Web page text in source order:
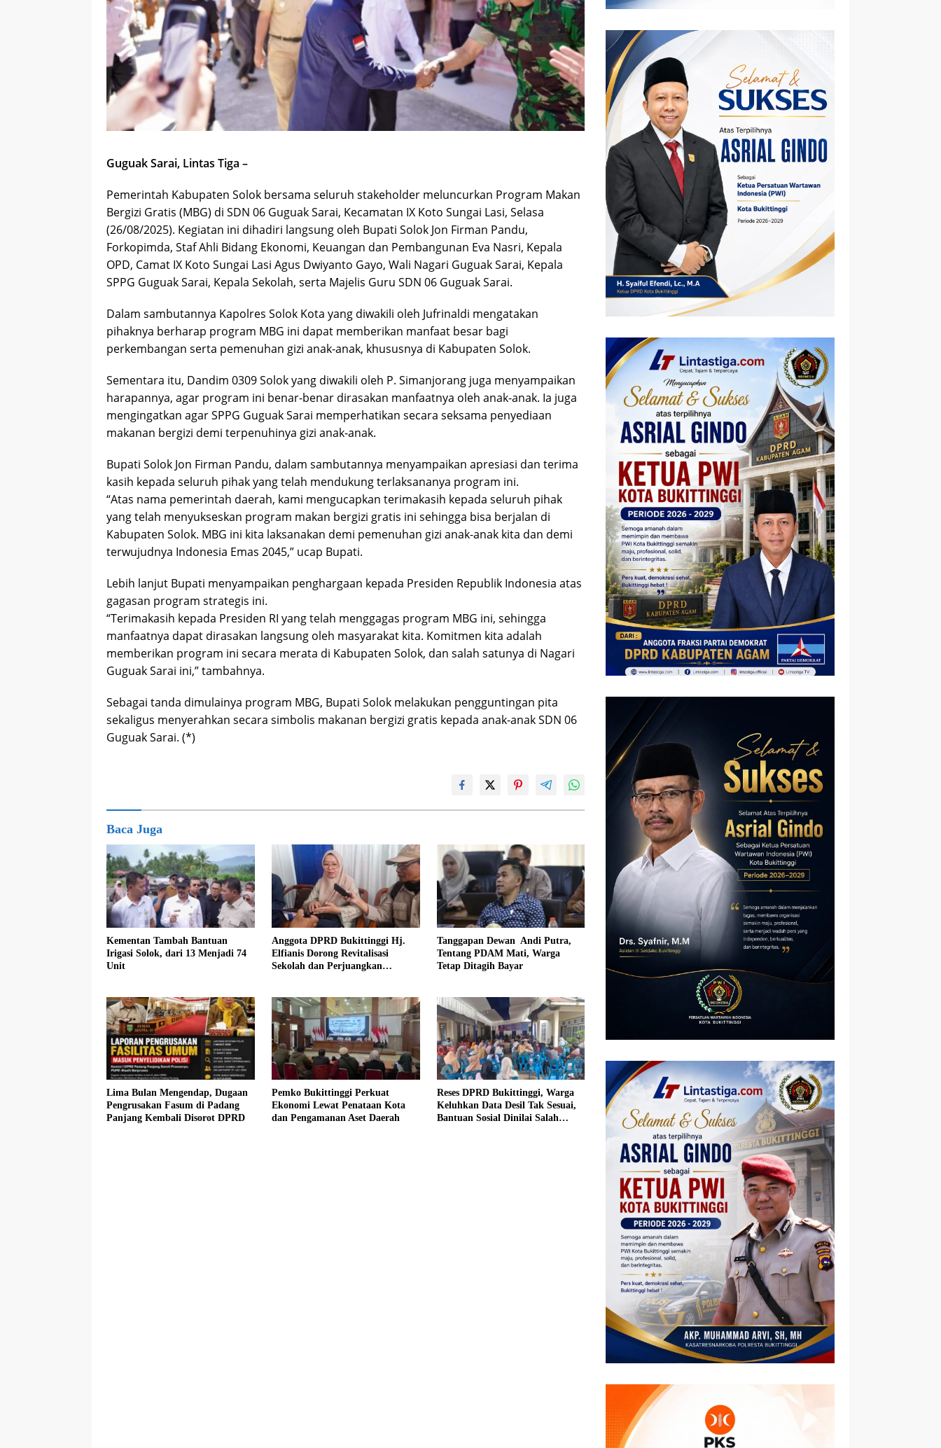
Guguak Sarai, Lintas Tiga –
Pemerintah Kabupaten Solok bersama seluruh stakeholder meluncurkan Program Makan
Bergizi Gratis (MBG) di SDN 06 Guguak Sarai, Kecamatan IX Koto Sungai Lasi, Selasa
(26/08/2025). Kegiatan ini dihadiri langsung oleh Bupati Solok Jon Firman Pandu,
Forkopimda, Staf Ahli Bidang Ekonomi, Keuangan dan Pembangunan Eva Nasri, Kepala
OPD, Camat IX Koto Sungai Lasi Agus Dwiyanto Gayo, Wali Nagari Guguak Sarai, Kepala
SPPG Guguak Sarai, Kepala Sekolah, serta Majelis Guru SDN 06 Guguak Sarai.
Dalam sambutannya Kapolres Solok Kota yang diwakili oleh Jufrinaldi mengatakan
pihaknya berharap program MBG ini dapat memberikan manfaat besar bagi
perkembangan serta pemenuhan gizi anak-anak, khususnya di Kabupaten Solok.
Sementara itu, Dandim 0309 Solok yang diwakili oleh P. Simanjorang juga menyampaikan
harapannya, agar program ini benar-benar dirasakan manfaatnya oleh anak-anak. Ia juga
mengingatkan agar SPPG Guguak Sarai memperhatikan secara seksama penyediaan
makanan bergizi demi terpenuhinya gizi anak-anak.
Bupati Solok Jon Firman Pandu, dalam sambutannya menyampaikan apresiasi dan terima
kasih kepada seluruh pihak yang telah mendukung terlaksananya program ini.
“Atas nama pemerintah daerah, kami mengucapkan terimakasih kepada seluruh pihak
yang telah menyukseskan program makan bergizi gratis ini sehingga bisa berjalan di
Kabupaten Solok. MBG ini kita laksanakan demi pemenuhan gizi anak-anak kita dan demi
terwujudnya Indonesia Emas 2045,” ucap Bupati.
Lebih lanjut Bupati menyampaikan penghargaan kepada Presiden Republik Indonesia atas
gagasan program strategis ini.
“Terimakasih kepada Presiden RI yang telah menggagas program MBG ini, sehingga
manfaatnya dapat dirasakan langsung oleh masyarakat kita. Komitmen kita adalah
memberikan program ini secara merata di Kabupaten Solok, dan salah satunya di Nagari
Guguak Sarai ini,” tambahnya.
Sebagai tanda dimulainya program MBG, Bupati Solok melakukan pengguntingan pita
sekaligus menyerahkan secara simbolis makanan bergizi gratis kepada anak-anak SDN 06
Guguak Sarai. (*)
Baca Juga
Kementan Tambah Bantuan
Irigasi Solok, dari 13 Menjadi 74
Unit
Anggota DPRD Bukittinggi Hj.
Elfianis Dorong Revitalisasi
Sekolah dan Perjuangkan
Tanggapan Dewan Andi Putra,
Tentang PDAM Mati, Warga
Tetap Ditagih Bayar
Lima Bulan Mengendap, Dugaan
Pengrusakan Fasum di Padang
Panjang Kembali Disorot DPRD
Pemko Bukittinggi Perkuat
Ekonomi Lewat Penataan Kota
dan Pengamanan Aset Daerah
Reses DPRD Bukittinggi, Warga
Keluhkan Data Desil Tak Sesuai,
Bantuan Sosial Dinilai Salah